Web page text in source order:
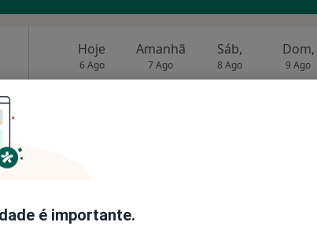
€
Hoje
6 Ago
Amanhã
7 Ago
Sáb,
8 Ago
Dom,
9 Ago
é importante.